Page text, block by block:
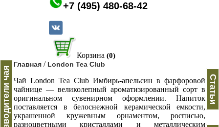
+7 (495) 480-68-42
Корзина (0)
Производители чая
Главная / London Tea Club
Чай Lоndon Tea Club Имбирь-апельсин в фарфоровой
чайнице — великолепный ароматизированный сорт в
оригинальном сувенирном оформлении. Напиток
поставляется в белоснежной керамической емкости,
украшенной кружевным орнаментом, росписью,
разноцветными кристаллами и металлическим
Статьи